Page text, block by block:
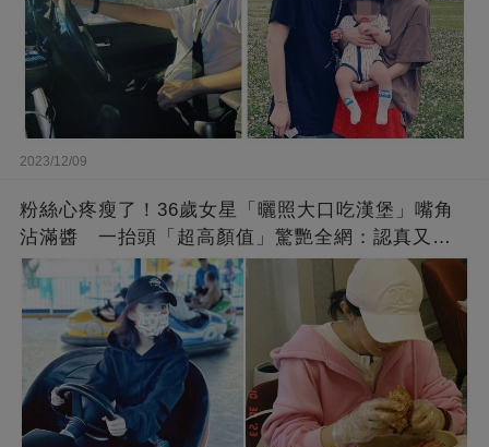
2023/12/09
粉絲心疼瘦了！36歲女星「曬照大口吃漢堡」嘴角
沾滿醬 一抬頭「超高顏值」驚艷全網：認真又美
麗!